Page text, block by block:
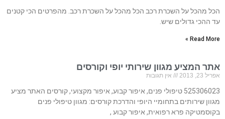
הכל מהכל על השכרת רכב הכל מהכל על השכרת רכב. מהפרטים הכי קטנים
עד ההכי גדולים שיש.
Read More »
אתר המציע מגוון שירותי יופי וקורסים
אפריל 23, 2013 אין תגובות
525306023 טיפולי פנים, איפור קבוע, איפור מקצועי, קורסים האתר מציע
מגוון שירותים בתחומיי היופי והדרכת קורסים: מגוון טיפולי פנים
בקוסמטיקה פרא רפואית, איפור קבוע ,